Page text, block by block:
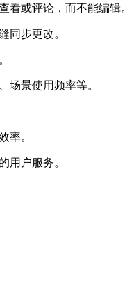
看或评论，而不能编辑。
同步更改。
场景使用频率等。
率。
用户服务。